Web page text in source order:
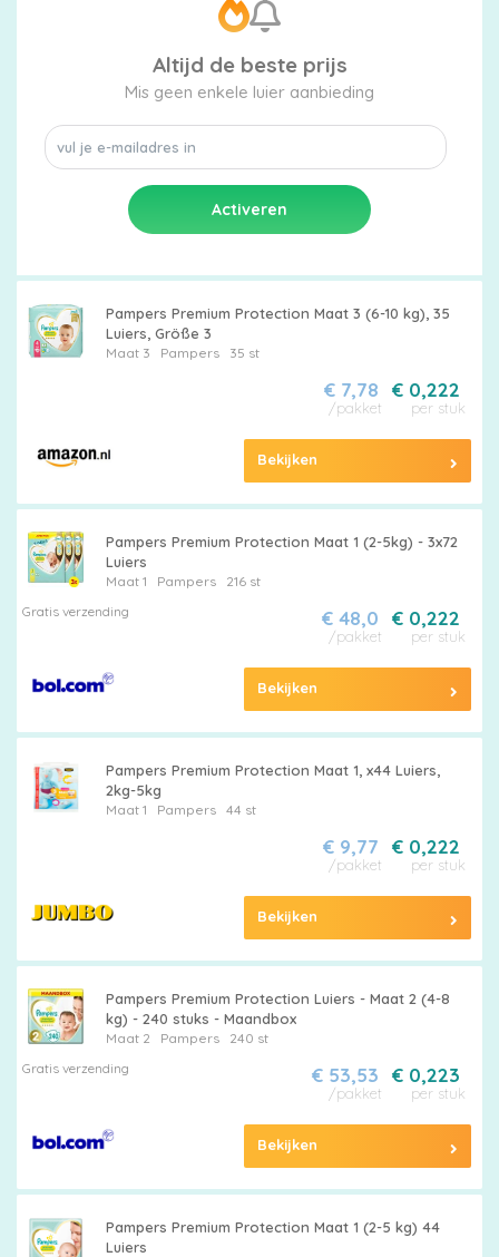
Altijd de beste prijs
Mis geen enkele luier aanbieding
Pampers Premium Protection Maat 3 (6-10 kg), 35
Luiers, Größe 3
Maat 3 Pampers 35 st
€ 0,222
per stuk
€ 7,78
/pakket
Bekijken
Pampers Premium Protection Maat 1 (2-5kg) - 3x72
Luiers
Maat 1 Pampers
216 st
Gratis verzending
€ 0,222
per stuk
€ 48,0
/pakket
Bekijken
Pampers Premium Protection Maat 1, x44 Luiers,
2kg-5kg
Maat 1 Pampers 44 st
€ 0,222
per stuk
€ 9,77
/pakket
Bekijken
Pampers Premium Protection Luiers - Maat 2 (4-8
kg) - 240 stuks - Maandbox
Maat 2 Pampers
240 st
Gratis verzending
€ 0,223
per stuk
€ 53,53
/pakket
Bekijken
Pampers Premium Protection Maat 1 (2-5 kg) 44
Luiers